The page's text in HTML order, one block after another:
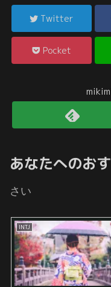
Twitter
Pocket
あなたへのお
さい
INTJ